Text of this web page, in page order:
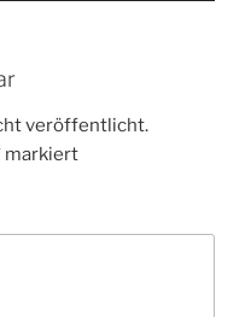
veröffentlicht.
markiert